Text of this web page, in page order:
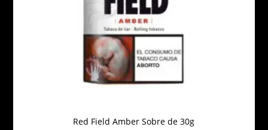
Red Field Amber Sobre de 30g